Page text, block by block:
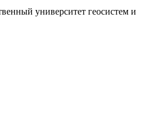
университет геосистем и